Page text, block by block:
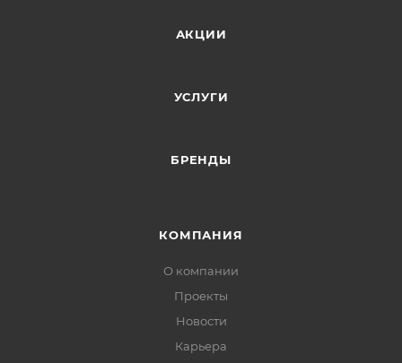
АКЦИИ
УСЛУГИ
БРЕНДЫ
КОМПАНИЯ
О компании
Проекты
Новости
Карьера